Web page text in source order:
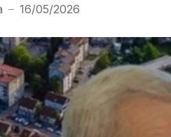
— 16/05/2026